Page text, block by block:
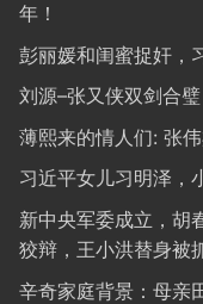
年！
彭丽媛和闺蜜捉奸，
刘源–张又侠双剑合
薄熙来的情人们: 张
习近平女儿习明泽，
新中央军委成立，胡
狡辩，王小洪替身被
辛奇家庭背景：母亲